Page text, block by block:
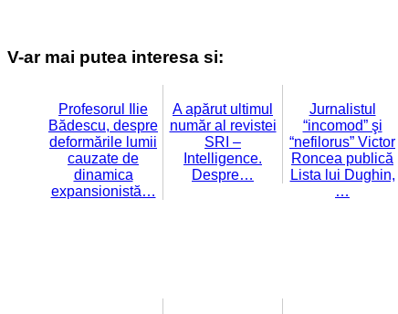
V-ar mai putea interesa si:
Profesorul Ilie
Bădescu, despre
deformările lumii
cauzate de
dinamica
expansionistă…
A apărut ultimul
număr al revistei
SRI –
Intelligence.
Despre…
Jurnalistul
“incomod” şi
“nefilorus” Victor
Roncea publică
Lista lui Dughin,
…